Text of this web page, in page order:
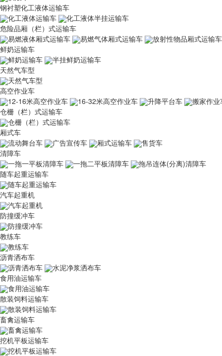
钢衬塑化工液体运输车
化工液体运输车
化工液体半挂运输车
危险品厢（栏）式运输车
易燃液体厢式运输车
易燃气体厢式运输车
放射性物品厢式运输车
鲜奶运输车
鲜奶运输车
半挂鲜奶运输车
天然气车型
天然气车型
高空作业车
12-16米高空作业车
16-32米高空作业车 升降平台车
搬家作业
仓栅（栏）式运输车
仓栅（栏）式运输车
厢式车
流动舞台车
广告宣传车 厢式运输车
售货车
清障车
一拖一平板清障车
一拖二平板清障车
拖吊连体(分离)清障车
随车起重运输车
随车起重运输车
汽车起重机
汽车起重机
防撞缓冲车
防撞缓冲车
教练车
教练车
沥青洒布车
沥青洒布车
水泥净浆洒布车
食用油运输车
食用油运输车
散装饲料运输车
散装饲料运输车
畜禽运输车
畜禽运输车
挖机平板运输车
挖机平板运输车